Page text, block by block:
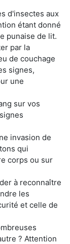
d'insectes aux
étant donné
punaise de lit.
par la
de couchage
signes,
une
sur vos
invasion de
qui
corps ou sur
à reconnaître
les
et celle de
? Attention